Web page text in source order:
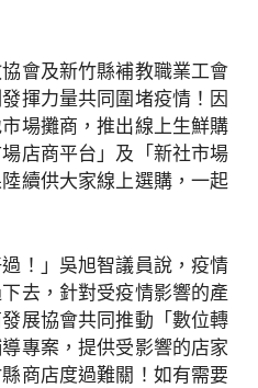
會及新竹縣補教職業工會
揮力量共同圍堵疫情！因
場攤商，推出線上生鮮購
店商平台」及「新社市場
續供大家線上選購，一起
！」吳旭智議員說，疫情
去，針對受疫情影響的產
展協會共同推動「數位轉
專案，提供受影響的店家
商店度過難關！如有需要